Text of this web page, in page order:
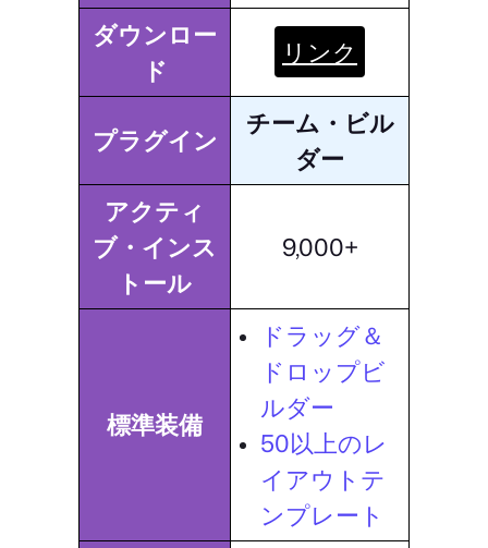
ダウンロー
ド
リンク
プラグイン
チーム・ビル
ダー
アクティ
ブ・インス
トール
9,000+
標準装備
ドラッグ＆
ドロップビ
ルダー
50以上のレ
イアウトテ
ンプレート